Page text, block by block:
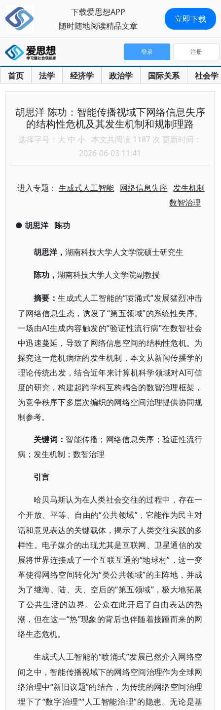
首页 法学 经济学 政治学 国际关系 社会学
登录 注册
胡思洋 陈功：智能传播视域下网络信息失序
的结构性危机及其发生机制和规制理路
选择字号： 大 中 小 本文共阅读 1187 次 更新时间：
2026-06-03 11:41
进入专题：生成式人工智能 网络信息失序 发生机制
数智治理
● 胡思洋 陈功
胡思洋， 湖南科技大学人文学院硕士研究生
陈功 ， 湖南科技大学人文学院副教授
摘要：生成式人工智能的“喷涌式”发展猛烈冲击
了网络信息生态，诱发了“第五领域”的系统性失序。
一场由AI生成内容触发的“验证性流行病”在数智社会
中迅速蔓延，导致了网络信息空间的结构性危机。为
探究这一危机病症的发生机制，本文从新闻传播学的
理论传统出发，结合近年来计算机科学领域对AI可信
度的研究，构建起跨学科互构耦合的数智治理框架，
为竞争秩序下多层次编织的网络空间治理提供协同规
制参考。
关键词： 智能传播；网络信息失序；验证性流行
病；发生机制；数智治理
引言
哈贝马斯认为在人类社会交往的过程中，存在一
个开放、平等、自由的“公共领域”，它能作为民主对
话和意见表达的关键载体，揭示了人类交往实践的多
样性。电子媒介的出现尤其是互联网、卫星通信的发
展将世界连接成了一个互联互通的“地球村”，这一变
革使得网络空间转化为“类公共领域”的主阵地，并成
为了继海、陆、天、空后的“第五领域”，极大地拓展
了公共生活的边界。公众在此开启了自由表达的热
潮，但在这一“热”现象的背后也伴随着接踵而来的网
络生态危机。
生成式人工智能的“喷涌式”发展已然介入网络空
间之中，智能传播视域下的网络空间治理作为全球网
络治理中“新旧议题”的结合，为传统的网络空间治理
埋下了“数字治理”“人工智能治理”的隐患。无论是基
下载爱思想APP
随时随地阅读精品文章
立即下载